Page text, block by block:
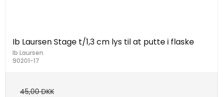
Ib Laursen Stage t/1,3 cm lys til at putte i flaske
Ib Laursen
90201-17
45,00 DKK